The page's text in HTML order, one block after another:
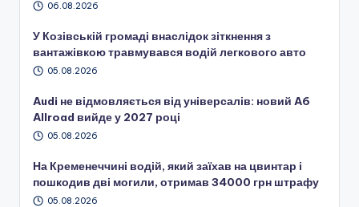
06.08.2026
У Козівській громаді внаслідок зіткнення з
вантажівкою травмувався водій легкового авто
05.08.2026
Audi не відмовляється від універсалів: новий A6
Allroad вийде у 2027 році
05.08.2026
На Кременеччині водій, який заїхав на цвинтар і
пошкодив дві могили, отримав 34000 грн штрафу
05.08.2026